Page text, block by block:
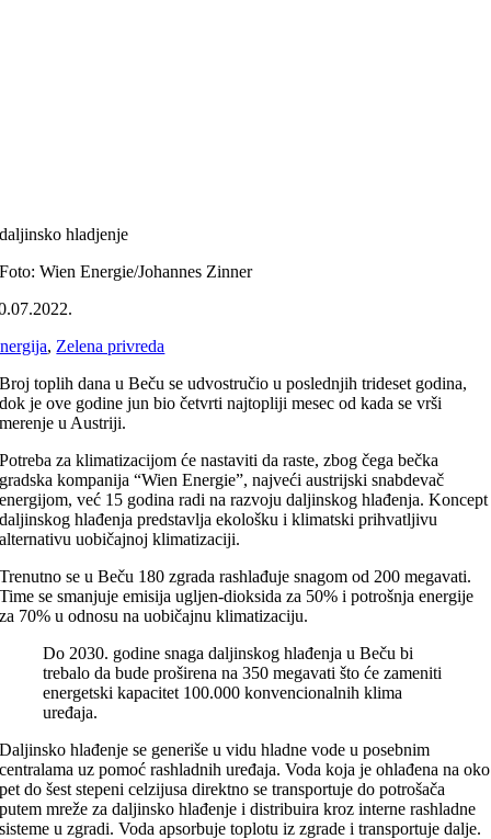
daljinsko hladjenje
Foto: Wien Energie/Johannes Zinner
, Zelena privreda
Broj toplih dana u Beču se udvostručio u poslednjih trideset godina,
dok je ove godine jun bio četvrti najtopliji mesec od kada se vrši
merenje u Austriji.
Potreba za klimatizacijom će nastaviti da raste, zbog čega bečka
gradska kompanija “Wien Energie”, najveći austrijski snabdevač
energijom, već 15 godina radi na razvoju daljinskog hlađenja. Koncept
daljinskog hlađenja predstavlja ekološku i klimatski prihvatljivu
alternativu uobičajnoj klimatizaciji.
Trenutno se u Beču 180 zgrada rashlađuje snagom od 200 megavati.
Time se smanjuje emisija ugljen-dioksida za 50% i potrošnja energije
za 70% u odnosu na uobičajnu klimatizaciju.
Do 2030. godine snaga daljinskog hlađenja u Beču bi
trebalo da bude proširena na 350 megavati što će zameniti
energetski kapacitet 100.000 konvencionalnih klima
uređaja.
Daljinsko hlađenje se generiše u vidu hladne vode u posebnim
centralama uz pomoć rashladnih uređaja. Voda koja je ohlađena na oko
pet do šest stepeni celzijusa direktno se transportuje do potrošača
putem mreže za daljinsko hlađenje i distribuira kroz interne rashladne
sisteme u zgradi. Voda apsorbuje toplotu iz zgrade i transportuje dalje.